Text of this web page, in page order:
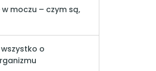
moczu – czym są,
o